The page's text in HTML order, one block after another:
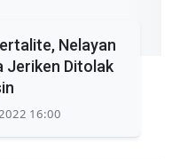
Nelayan
Jeriken Ditolak
16:00